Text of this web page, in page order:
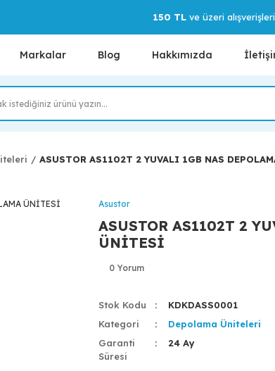
150 TLve üzeri
Markalar Blog Hakkımızda
ASUSTOR AS1102T 2 YUVALI 1GB NAS
Asustor
ASUSTOR AS1102T 2
ÜNİTESİ
0 Yorum
Stok Kodu
KDKDASS0001
Kategori
Depolama Üniteleri
Garanti
Süresi
24 Ay